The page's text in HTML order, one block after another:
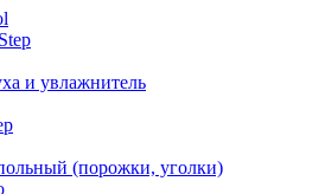
и увлажнитель
(порожки, уголки)